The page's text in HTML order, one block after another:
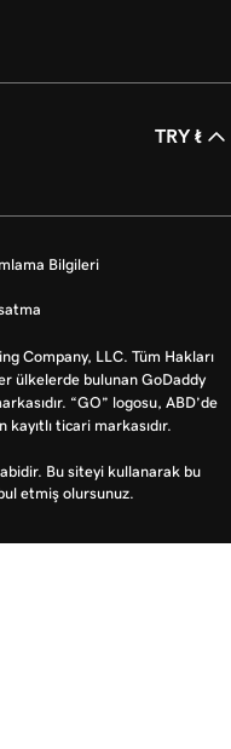
TRY ₺
Bilgileri
Company, LLC. Tüm Hakları
ülkelerde bulunan GoDaddy
“GO” logosu, ABD’de
ticari markasıdır.
Bu siteyi kullanarak bu
etmiş olursunuz.